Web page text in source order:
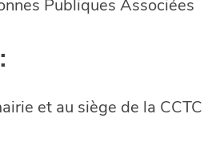
Publiques Associées
et au siège de la CCTC